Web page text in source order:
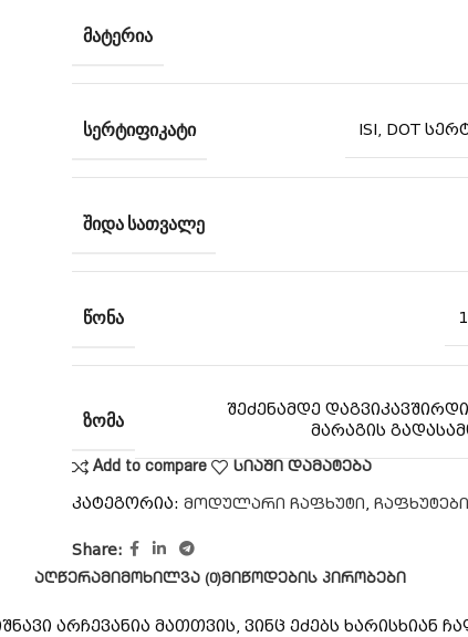
ᲛᲐᲢᲔᲠᲘᲐ
ᲡᲔᲠᲢᲘᲤᲘᲙᲐᲢᲘ ISI, DOT
ᲨᲘᲓᲐ ᲡᲐᲗᲕᲐᲚᲔ
ᲬᲝᲜᲐ
ᲖᲝᲛᲐ
შეძენამდე
მარაგის
Add to compare სიაში დამატება
კატეგორია: მოდულარი ჩაფხუტი, ჩაფხუტები
Share:
ᲐᲦᲬᲔᲠᲐᲛᲘᲛᲝᲮᲘᲚᲕᲐ (0)ᲛᲘᲬᲝᲓᲔᲑᲘᲡ ᲞᲘᲠᲝᲑᲔᲑᲘ
არჩევანია მათთვის, ვინც ეძებს ხარისხიან